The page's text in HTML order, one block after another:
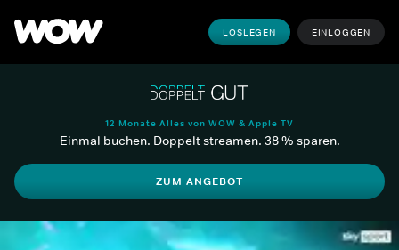
LOSLEGEN EINLOGGEN
12 Monate Alles von WOW & Apple TV
Einmal buchen. Doppelt streamen. 38 % sparen.
ZUM ANGEBOT